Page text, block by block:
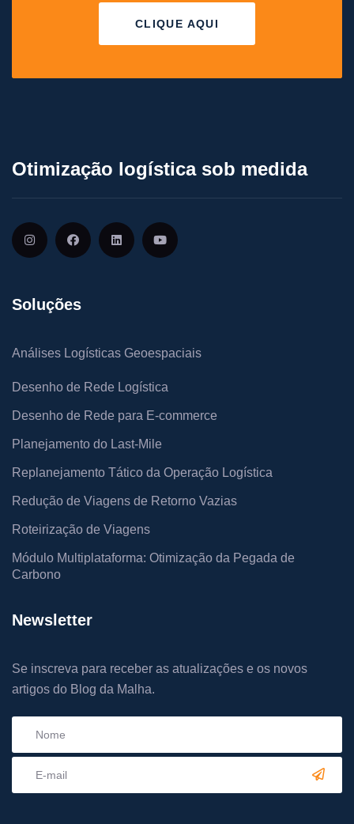
CLIQUE AQUI
Otimização logística sob medida
Soluções
Análises Logísticas Geoespaciais
Desenho de Rede Logística
Desenho de Rede para E-commerce
Planejamento do Last-Mile
Replanejamento Tático da Operação Logística
Redução de Viagens de Retorno Vazias
Roteirização de Viagens
Módulo Multiplataforma: Otimização da Pegada de
Carbono
Newsletter
Se inscreva para receber as atualizações e os novos
artigos do Blog da Malha.